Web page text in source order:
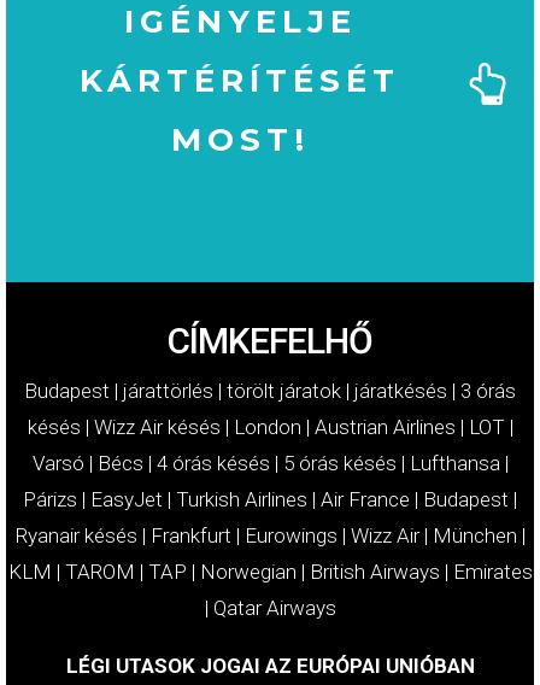
IGÉNYELJE
KÁRTÉRÍTÉSÉT
MOST!
CÍMKEFELHŐ
Budapest | járattörlés | törölt járatok | járatkésés | 3 órás
késés | Wizz Air késés | London | Austrian Airlines | LOT|
Varsó | Bécs | 4 órás késés | 5 órás késés | Lufthansa |
Párizs | EasyJet | Turkish Airlines | Air France | Budapest |
Ryanair késés | Frankfurt | Eurowings | Wizz Air| München |
KLM | TAROM | TAP | Norwegian | British Airways | Emirates
| Qatar Airways
LÉGI UTASOK JOGAI AZ EURÓPAI UNIÓBAN